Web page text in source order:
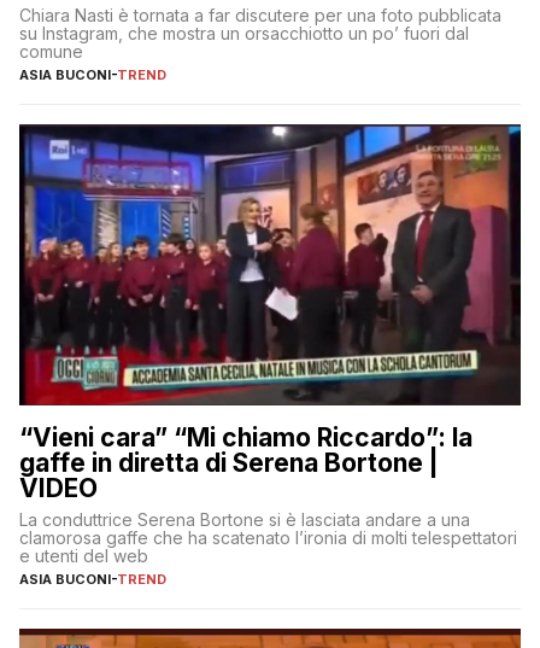
Chiara Nasti è tornata a far discutere per una foto pubblicata
su Instagram, che mostra un orsacchiotto un po’ fuori dal
comune
ASIA BUCONI-TREND
“Vieni cara” “Mi chiamo Riccardo”: la
gaffe in diretta di Serena Bortone |
VIDEO
La conduttrice Serena Bortone si è lasciata andare a una
clamorosa gaffe che ha scatenato l’ironia di molti telespettatori
e utenti del web
ASIA BUCONI-TREND